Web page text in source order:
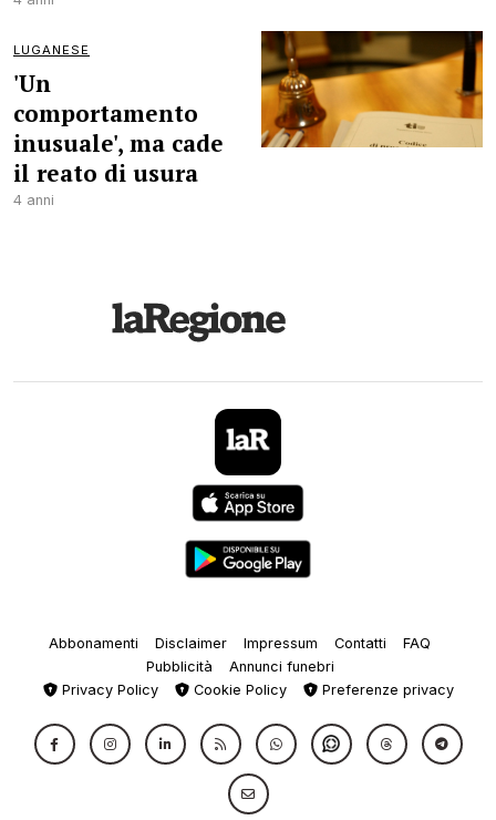
LUGANESE
'Un
comportamento
inusuale', ma cade
il reato di usura
4 anni
Abbonamenti Disclaimer Impressum Contatti
FAQ
Pubblicità
Annunci funebri
Privacy Policy
Cookie Policy Preferenze privacy